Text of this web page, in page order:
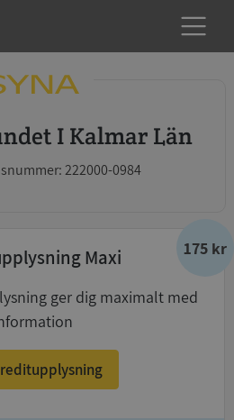
I Kalmar Län
222000-0984
175 kr
Maxi
ger dig maximalt med